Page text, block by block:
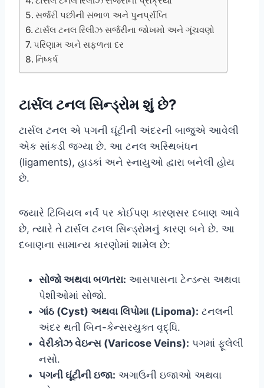
સર્જરી પછીની સંભાળ અને પુનર્પ્રાપ્તિ
ટાર્સલ ટનલ રિલીઝ સર્જરીના જોખમો અને ગૂંચવણો
પરિણામ અને સફળતા દર
નિષ્કર્ષ
ટાર્સલ ટનલ સિન્ડ્રોમ શું છે?
ટાર્સલ ટનલ એ પગની ઘૂંટીની અંદરની બાજુએ આવેલી
એક સાંકડી જગ્યા છે. આ ટનલ અસ્થિબંધન
(ligaments), હાડકાં અને સ્નાયુઓ દ્વારા બનેલી હોય
છે.
જ્યારે ટિબિયલ નર્વ પર કોઈપણ કારણસર દબાણ આવે
છે, ત્યારે તે ટાર્સલ ટનલ સિન્ડ્રોમનું કારણ બને છે. આ
દબાણના સામાન્ય કારણોમાં શામેલ છે:
સોજો અથવા બળતરા: આસપાસના ટેન્ડન્સ અથવા
પેશીઓમાં સોજો.
ગાંઠ (Cyst) અથવા લિપોમા (Lipoma): ટનલની
અંદર થતી બિન-કેન્સરયુક્ત વૃદ્ધિ.
વેરીકોઝ વેઇન્સ (Varicose Veins): પગમાં ફૂલેલી
નસો.
પગની ઘૂંટીની ઇજા: અગાઉની ઇજાઓ અથવા